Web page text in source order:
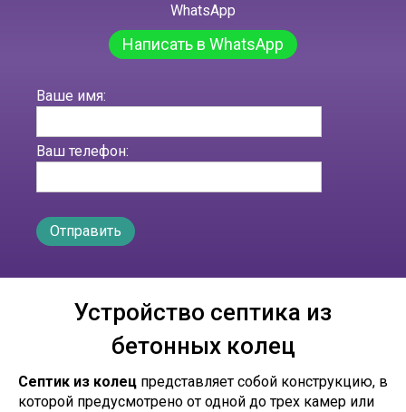
WhatsApp
Написать в WhatsApp
Ваше имя:
Ваш телефон:
Устройство септика из
бетонных колец
Септик из колец представляет собой конструкцию, в
которой предусмотрено от одной до трех камер или